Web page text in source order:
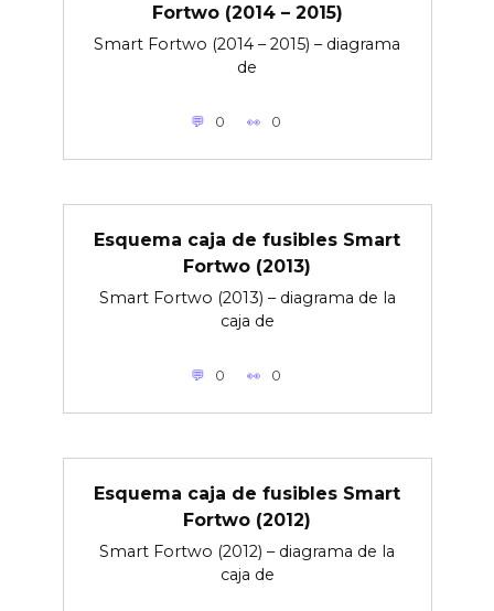
Fortwo (2014 – 2015)
Smart Fortwo (2014 – 2015) – diagrama
de
0 0
Esquema caja de fusibles Smart
Fortwo (2013)
Smart Fortwo (2013) – diagrama de la
caja de
0 0
Esquema caja de fusibles Smart
Fortwo (2012)
Smart Fortwo (2012) – diagrama de la
caja de